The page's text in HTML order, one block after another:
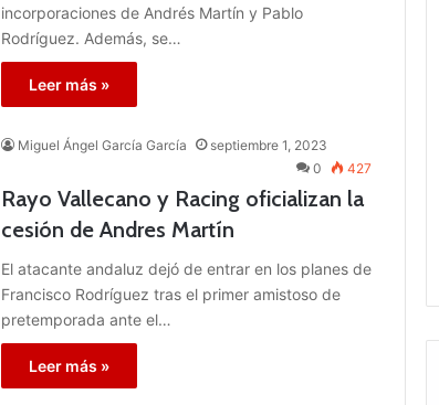
incorporaciones de Andrés Martín y Pablo
Rodríguez. Además, se…
Leer más »
Miguel Ángel García García
septiembre 1, 2023
0
427
Rayo Vallecano y Racing oficializan la
cesión de Andres Martín
El atacante andaluz dejó de entrar en los planes de
Francisco Rodríguez tras el primer amistoso de
pretemporada ante el…
Leer más »